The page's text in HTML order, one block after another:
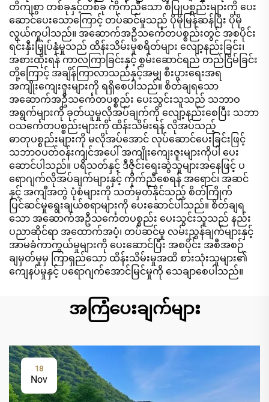
တိကျစွာ တစ်ခုနှင့်တစ်ခု ကိုက်ညီသော စံပြုပစ္စည်းများကို ပေး
ဆောင်ပေးသောကြောင့် တပ်ဆင်မှုသည် ပိုမိုမြန်ဆန်ပြီး ပိုမို
လွယ်ကူပါသည်။ အဆောက်အဦသင်္ကေတပစ္စည်းတွင် အစပိုင်း
ရင်းနှီးမြှုပ်နှံမှုသည် ထိန်းသိမ်းမှုစရိတ်များ လျော့နည်းခြင်း၊
အစားထိုးရန် ကာလကြာခြင်းနှင့် စွမ်းဆောင်ရည် တည်ငြိမ်ခြင်း
တို့ကြောင့် အချိန်ကြာလာသည်နှင့်အမျှ စီးပွားရေးအရ
အကျိုးကျေးဇူးများကို ရရှိစေပါသည်။ စိတ်ချရသော
အဆောက်အဦသင်္ကေတပစ္စည်း ပေးသွင်းသူသည် သဘာဝ
အရွက်များကို ခုတ်ယူမှုလိုအပ်ချက်ကို လျော့နည်းစေပြီး သဘာ
ဝသင်္ကေတပစ္စည်းများကို ထိန်းသိမ်းရန် လိုအပ်သည့်
ဓာတုပစ္စည်းများကို မလိုအပ်အောင် လုပ်ဆောင်ပေးခြင်းဖြင့်
သဘာဝပတ်ဝန်းကျင်အပေါ် အကျိုးကျေးဇူးများကိုပါ ပေး
ဆောင်ပါသည်။ ပရိသတ်နှင့် ဒီဇိုင်းရေးဆွဲသူများအနေဖြင့် ပ
ရောဂျက်လိုအပ်ချက်များနှင့် ကိုက်ညီစေရန် အရောင်၊ အဆင်
နှင့် အကျီအတွဲ ပုံစံများကို သတ်မှတ်နိုင်သည့် စိတ်ကြိုက်
ပြင်ဆင်မှုရွေးချယ်စရာများကို ပေးဆောင်ပါသည်။ စိတ်ချရ
သော အဆောက်အဦသင်္ကေတပစ္စည်း ပေးသွင်းသူသည် နည်း
ပညာဆိုင်ရာ အထောက်အပံ့၊ တပ်ဆင်မှု လမ်းညွှန်ချက်များနှင့်
အာမခံကာကွယ်မှုများကို ပေးဆောင်ပြီး အစပိုင်း အစီအစဉ်
ချမှတ်မှုမှ ကြာရှည်သော ထိန်းသိမ်းမှုအထိ စားသုံးသူများ၏
ကျေနပ်မှုနှင့် ပရောဂျက်အောင်မြင်မှုကို သေချာစေပါသည်။
အကြံပေးချက်များ
18
Nov